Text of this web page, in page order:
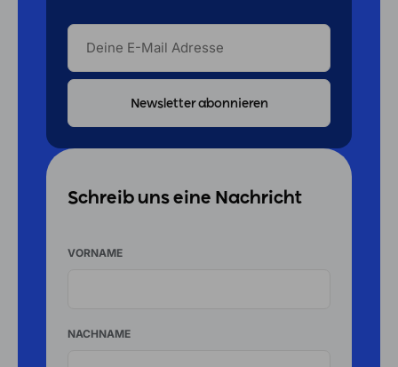
DEINE
MAIL
ADRESSE
Schreib uns eine Nachricht
VORNAME
NACHNAME